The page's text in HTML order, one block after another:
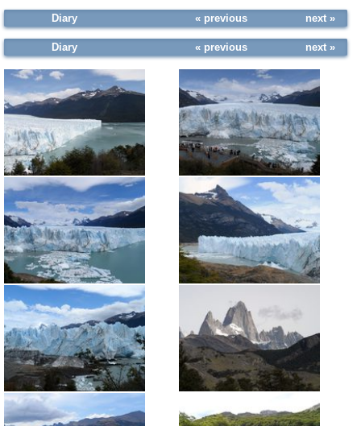
« previous
Diary next »
« previous
Diary next »